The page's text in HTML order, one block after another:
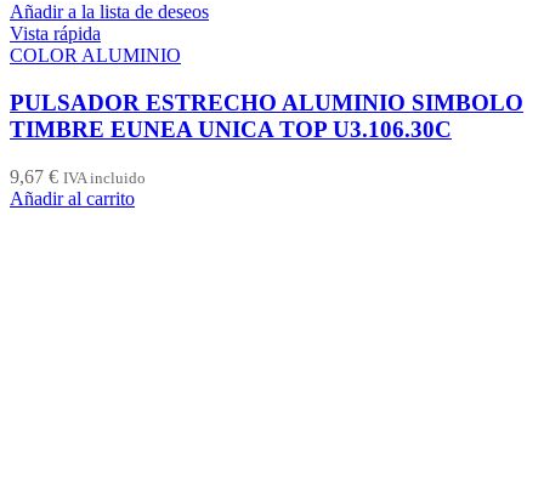
Añadir a la lista de deseos
Vista rápida
COLOR ALUMINIO
PULSADOR ESTRECHO ALUMINIO SIMBOLO
TIMBRE EUNEA UNICA TOP U3.106.30C
9,67 € IVA incluido
Añadir al carrito